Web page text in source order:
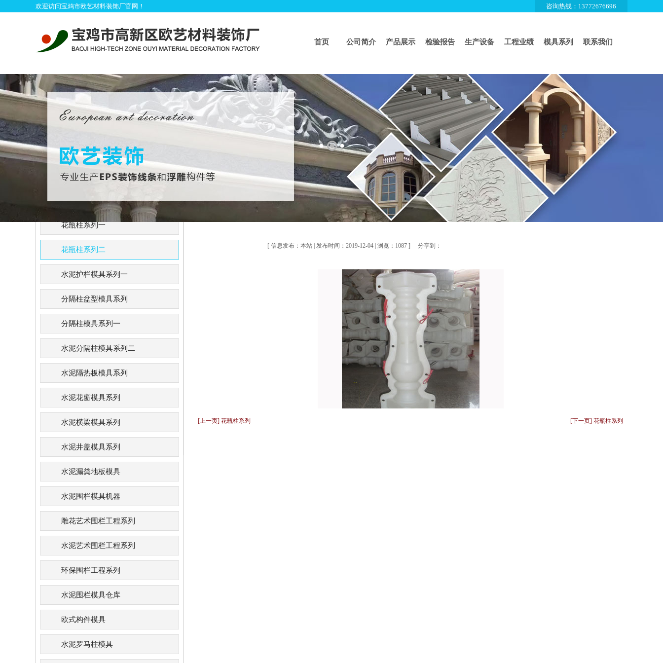
欢迎访问宝鸡市欧艺材料装饰厂官网！ 咨询热线：13772676696
首页 公司简介 产品展示 检验报告 生产设备 工程业绩 模具系列 联系我们
花瓶柱系列一
花瓶柱系列二
水泥护栏模具系列一
分隔柱盆型模具系列
分隔柱模具系列一
水泥分隔柱模具系列二
水泥隔热板模具系列
水泥花窗模具系列
水泥横梁模具系列
水泥井盖模具系列
水泥漏粪地板模具
水泥围栏模具机器
雕花艺术围栏工程系列
水泥艺术围栏工程系列
环保围栏工程系列
水泥围栏模具仓库
欧式构件模具
水泥罗马柱模具
花瓶柱系列二
花瓶柱系列
[ 信息发布：本站 | 发布时间：2019-12-04 | 浏览：1087 ] 分享到：
[上一页] 花瓶柱系列 [下一页] 花瓶柱系列